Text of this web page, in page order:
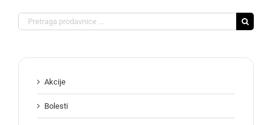
Search
for:
Akcije
Bolesti